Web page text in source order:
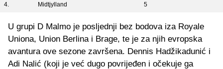
4. Midtjylland 5
U grupi D Malmo je posljednji bez bodova iza Royale
Uniona, Union Berlina i Brage, te je za njih evropska
avantura ove sezone završena. Dennis Hadžikadunić i
Adi Nalić (koji je već dugo povrijeđen i očekuje ga